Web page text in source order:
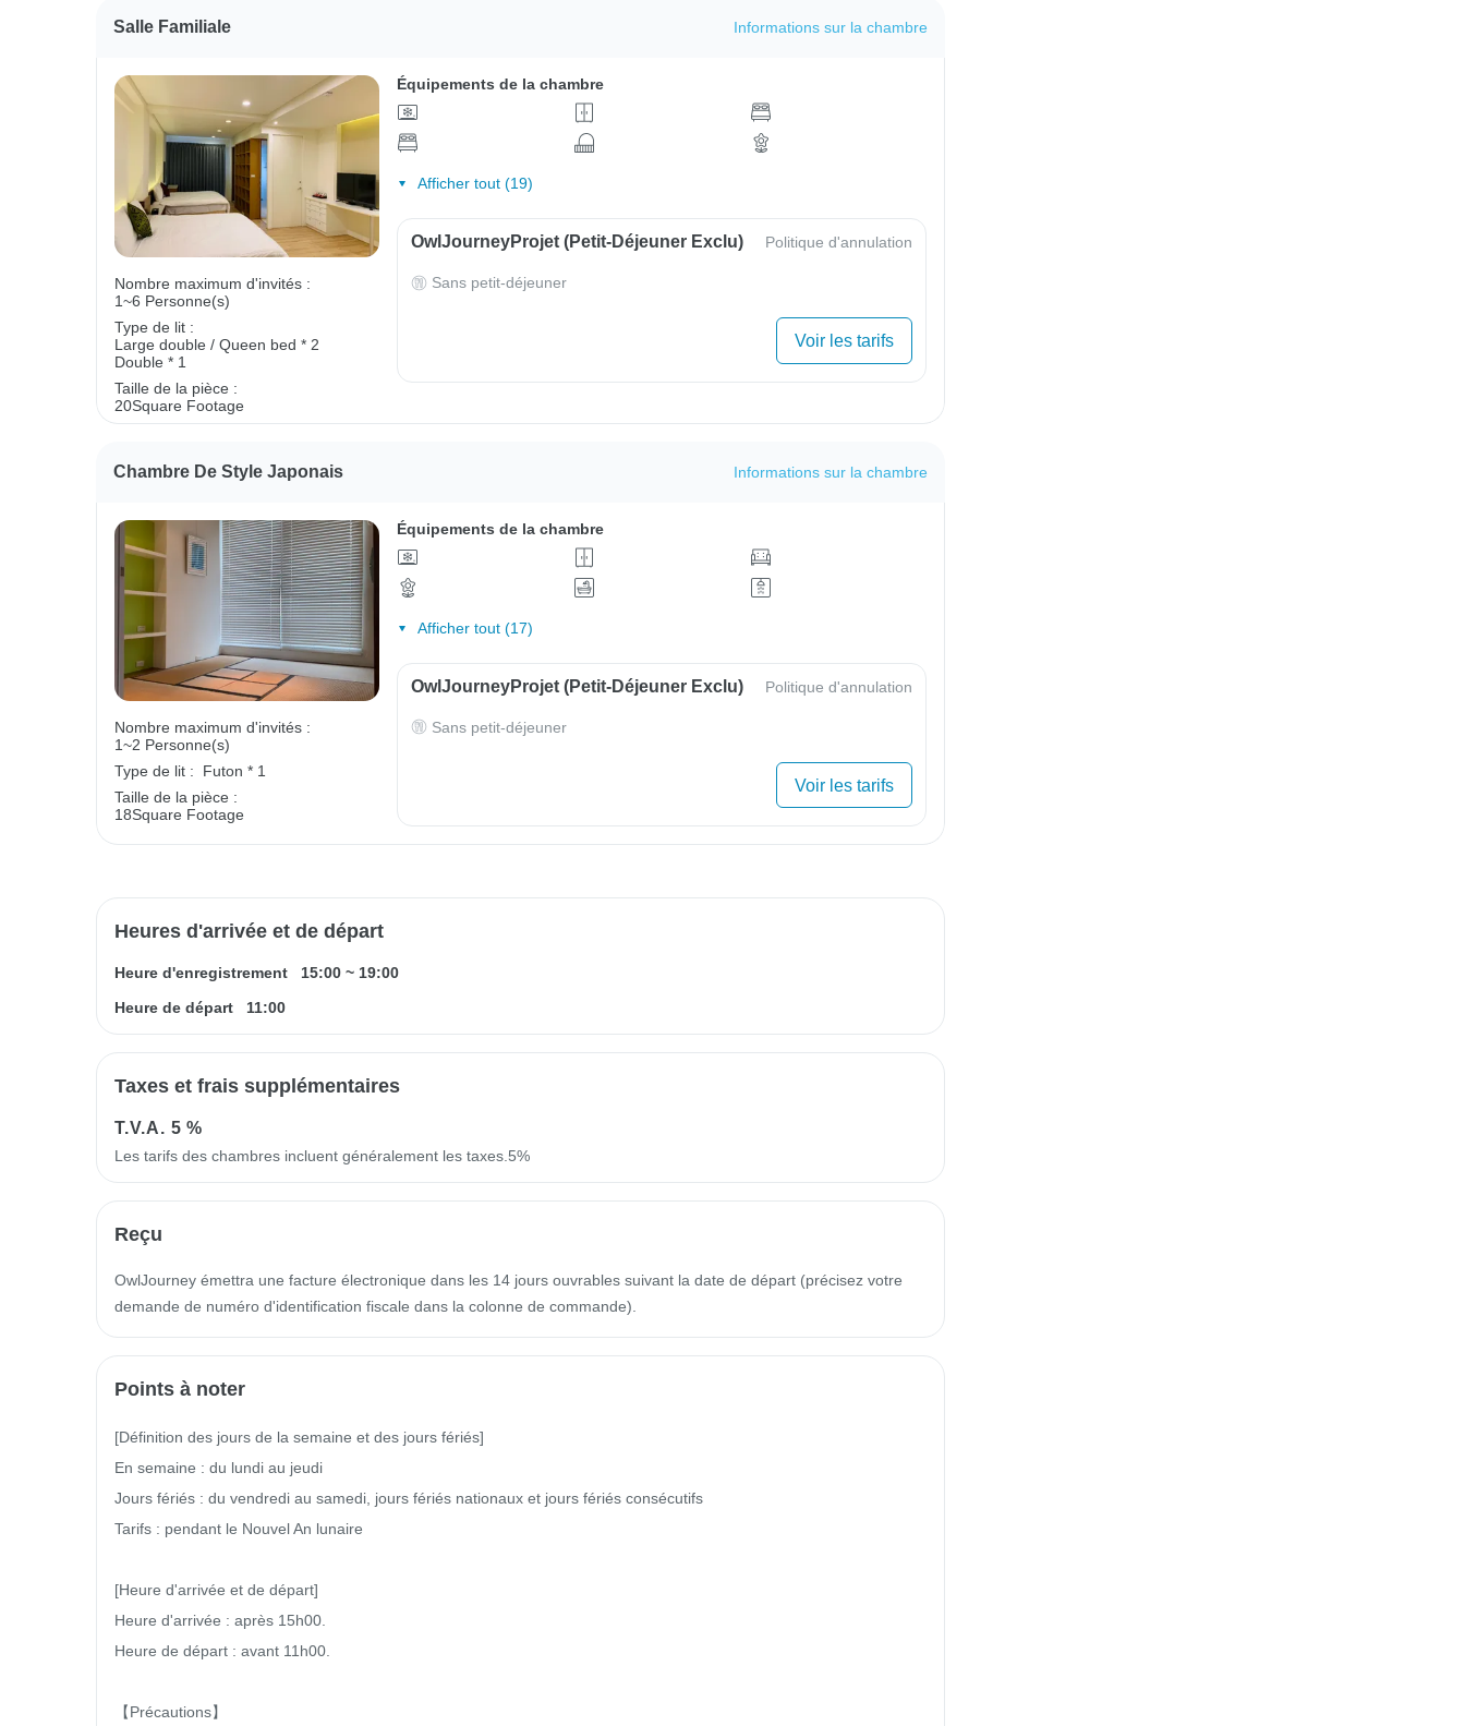
Salle Familiale Informations sur la chambre
Nombre maximum d'invités :
1~6 Personne(s)
Type de lit :
Large double / Queen bed * 2
Double * 1
Taille de la pièce :
20Square Footage
Équipements de la chambre
Afficher tout (19)
OwlJourneyProjet (petit-Déjeuner Exclu) Politique d'annulation
Sans petit-déjeuner
Voir les tarifs
Chambre De Style Japonais Informations sur la chambre
Nombre maximum d'invités :
1~2 Personne(s)
Type de lit :
Futon * 1
Taille de la pièce :
18Square Footage
Équipements de la chambre
Afficher tout (17)
OwlJourneyProjet (petit-Déjeuner Exclu) Politique d'annulation
Sans petit-déjeuner
Voir les tarifs
Heures d'arrivée et de départ
Heure d'enregistrement 15:00 ~ 19:00
Heure de départ
11:00
Taxes et frais supplémentaires
T.V.A. 5 %
Les tarifs des chambres incluent généralement les taxes.5%
Reçu
OwlJourney émettra une facture électronique dans les 14 jours ouvrables suivant la date de départ (précisez votre
demande de numéro d'identification fiscale dans la colonne de commande).
Points à noter
[Définition des jours de la semaine et des jours fériés]
En semaine : du lundi au jeudi
Jours fériés : du vendredi au samedi, jours fériés nationaux et jours fériés consécutifs
Tarifs : pendant le Nouvel An lunaire
[Heure d'arrivée et de départ]
Heure d'arrivée : après 15h00.
Heure de départ : avant 11h00.
【Précautions】